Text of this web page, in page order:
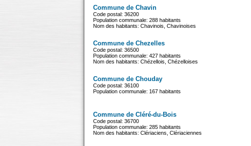
Commune de Chavin
Code postal: 36200
Population communale: 288 habitants
Nom des habitants: Chavinois, Chavinoises
Commune de Chezelles
Code postal: 36500
Population communale: 427 habitants
Nom des habitants: Chézellois, Chézelloises
Commune de Chouday
Code postal: 36100
Population communale: 167 habitants
Commune de Cléré-du-Bois
Code postal: 36700
Population communale: 285 habitants
Nom des habitants: Clériaciens, Clériaciennes